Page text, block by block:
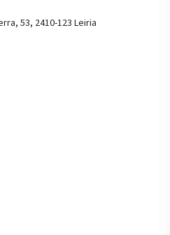
53, 2410-123 Leiria